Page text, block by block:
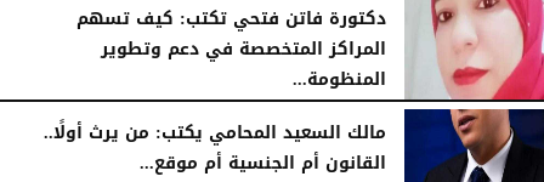
دكتورة فاتن فتحي تكتب: كيف تسهم
المراكز المتخصصة في دعم وتطوير
المنظومة...
الخميس، 23 يوليو 2026
مالك السعيد المحامي يكتب: من يرث أولًا..
القانون أم الجنسية أم موقع...